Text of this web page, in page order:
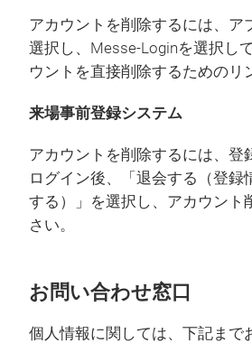
アカウントを削除するには、ア
選択し、Messe-Loginを選択し
ウントを直接削除するためのリ
来場事前登録システム
アカウントを削除するには、登
ログイン後、「退会する（登録
する）」を選択し、アカウント
さい。
お問い合わせ窓口
個人情報に関しては、下記まで